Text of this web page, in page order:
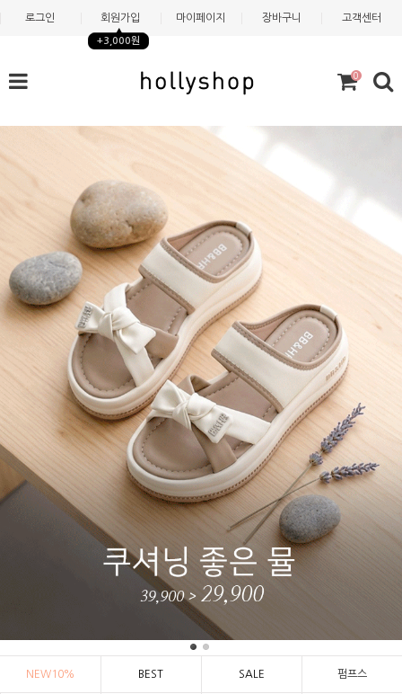
로그인 회원가입
+3,000원
마이페이지 장바구니 고객센터
0
NEW10% BEST SALE 펌프스